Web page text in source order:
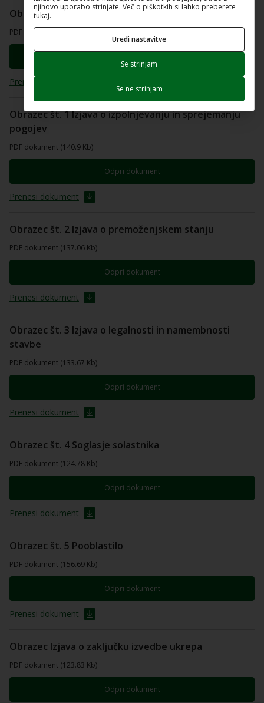
Obrazec Vloga
PDF dokument (192.68 Kb)
Prenesi dokument
Obrazec št. 1 Izjava o izpolnjevanju in sprejemanju
pogojev
PDF dokument (140.9 Kb)
Odpri dokument
Prenesi dokument
Obrazec št. 2 Izjava o premoženjskem stanju
PDF dokument (137.06 Kb)
Odpri dokument
Prenesi dokument
Obrazec št. 3 Izjava o legalnosti in namembnosti
stavbe
PDF dokument (133.67 Kb)
Odpri dokument
Prenesi dokument
Obrazec št. 4 Soglasje solastnika
PDF dokument (124.78 Kb)
Odpri dokument
Prenesi dokument
Obrazec št. 5 Pooblastilo
PDF dokument (156.69 Kb)
Odpri dokument
Prenesi dokument
Obrazec Izjava o zaključku izvedbe ukrepa
PDF dokument (123.83 Kb)
Odpri dokument
njihovo uporabo strinjate. Več o piškotkih si lahko preberete
tukaj.
Uredi nastavitve
Se strinjam
Se ne strinjam